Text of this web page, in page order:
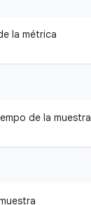
la métrica
de la muestra